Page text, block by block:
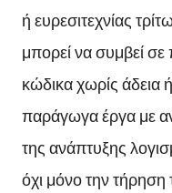
ή ευρεσιτεχνίας
μπορεί να συμβεί
κώδικα χωρίς άδεια
παράγωγα έργα με
της ανάπτυξης
όχι μόνο την